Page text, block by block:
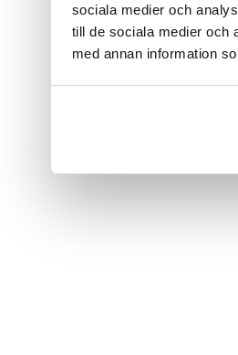
sociala medier och
till de sociala medier och
med annan information